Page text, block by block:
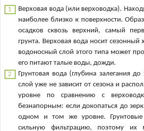
Верховая вода (или верховодка).
наиболее близко к поверхности.
осадков сквозь верхний, самый
грунта. Верховая вода носит сезонный
водоносный слой этого типа может
его питают талые воды, дожди.
Грунтовая вода (глубина залегания
слой уже не зависит от сезона и
уровне по сравнению с
безнапорным: если докопаться до
одном и том же уровне.
сильную фильтрацию, поэтому их